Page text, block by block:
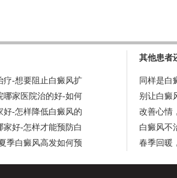
疗-想要阻止白癜风扩
哪家医院治的好-如何
好-怎样降低白癜风的
好-怎样才能预防白
季白癜风高发如何预
其他患者
同样是白
别让白癜
改善心情
白癜风不
春季回暖